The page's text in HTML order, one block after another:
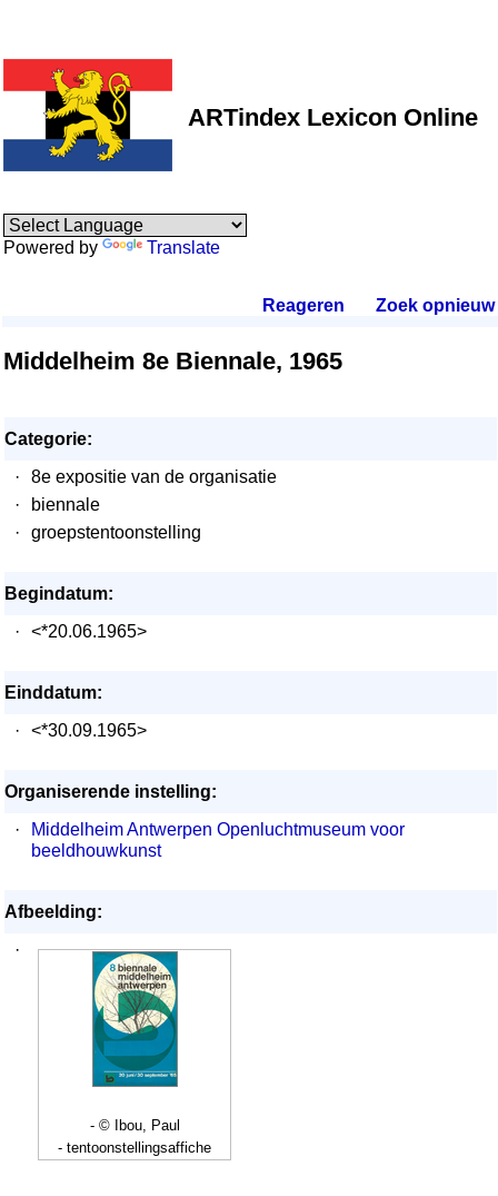
ARTindex Lexicon Online
Powered by Translate
Reageren Zoek opnieuw.
Middelheim 8e Biennale, 1965
Categorie:
·
8e expositie van de organisatie
·
biennale
·
groepstentoonstelling
Begindatum:
·
<*20.06.1965>
Einddatum:
·
<*30.09.1965>
Organiserende instelling:
·
Middelheim Antwerpen Openluchtmuseum voor
beeldhouwkunst
Afbeelding:
·
- © Ibou, Paul
- tentoonstellingsaffiche